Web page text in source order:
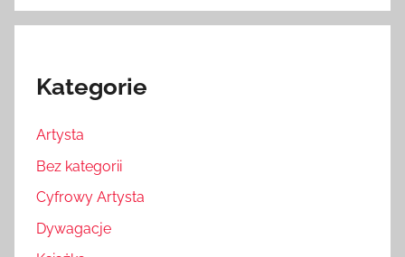
Kategorie
Artysta
Bez kategorii
Cyfrowy Artysta
Dywagacje